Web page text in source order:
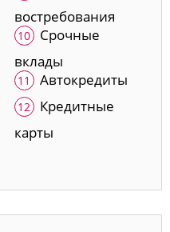
востребования
Срочные
вклады
Автокредиты
Кредитные
карты